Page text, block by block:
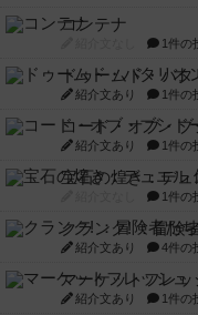
コンテナ
1件の
ドゥームド・バタ
紹介文あり 1件の
コード・オブ・
紹介文あり 1件の
宝石の煌き：デュ
1件の
クランク! ：冒険
紹介文あり 4件の
マーケットフレッ
紹介文あり 1件の